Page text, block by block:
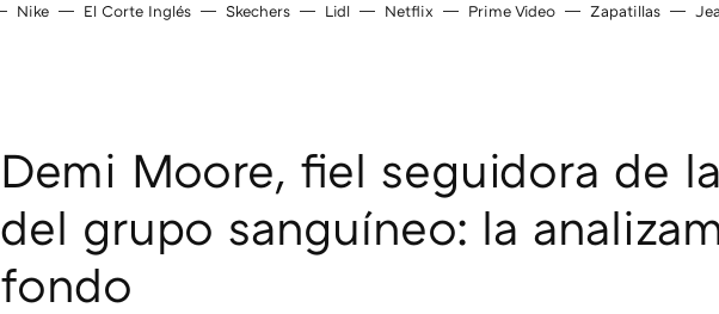
Nike El Corte Inglés Skechers Lidl Netflix Prime Video Zapatillas
Demi Moore, fiel seguidora de
del grupo sanguíneo: la
fondo